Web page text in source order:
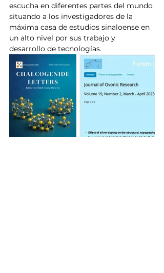
escucha en diferentes partes del mundo
situando a los investigadores de la
máxima casa de estudios sinaloense en
un alto nivel por sus trabajo y
desarrollo de tecnologías.